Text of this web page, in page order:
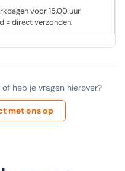
voor 15.00 uur
= direct verzonden.
heb je vragen hierover?
met ons op